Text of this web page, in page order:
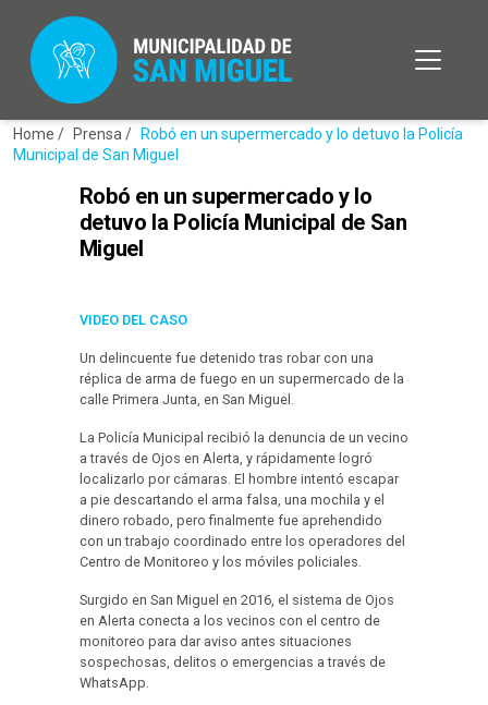
Home / Prensa /
Robó en un supermercado y lo detuvo la Policía
Municipal de San Miguel
Robó en un supermercado y lo
detuvo la Policía Municipal de San
Miguel
VIDEO DEL CASO
Un delincuente fue detenido tras robar con una
réplica de arma de fuego en un supermercado de la
calle Primera Junta, en San Miguel.
La Policía Municipal recibió la denuncia de un vecino
a través de Ojos en Alerta, y rápidamente logró
localizarlo por cámaras. El hombre intentó escapar
a pie descartando el arma falsa, una mochila y el
dinero robado, pero finalmente fue aprehendido
con un trabajo coordinado entre los operadores del
Centro de Monitoreo y los móviles policiales.
Surgido en San Miguel en 2016, el sistema de Ojos
en Alerta conecta a los vecinos con el centro de
monitoreo para dar aviso antes situaciones
sospechosas, delitos o emergencias a través de
WhatsApp.